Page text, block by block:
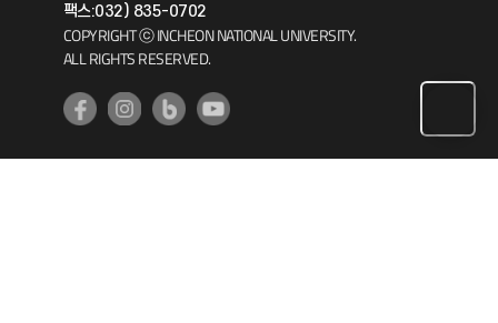
기초교육원
팩스:032) 835-0702
COPYRIGHT ⓒ INCHEON NATIONAL UNIVERSITY.
ALL RIGHTS RESERVED.